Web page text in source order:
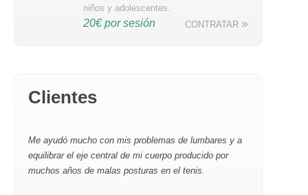
niños y adolescentes.
20€ por sesión CONTRATAR »
Clientes
Me ayudó mucho con mis problemas de lumbares y a
equilibrar el eje central de mi cuerpo producido por
muchos años de malas posturas en el tenis.